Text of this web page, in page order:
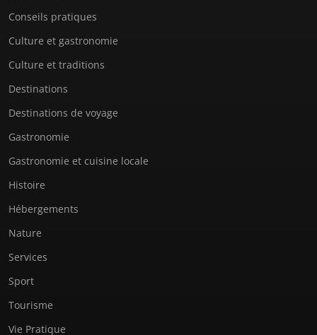
Conseils pratiques
Culture et gastronomie
Culture et traditions
Destinations
Destinations de voyage
Gastronomie
Gastronomie et cuisine locale
Histoire
Hébergements
Nature
Services
Sport
Tourisme
Vie Pratique